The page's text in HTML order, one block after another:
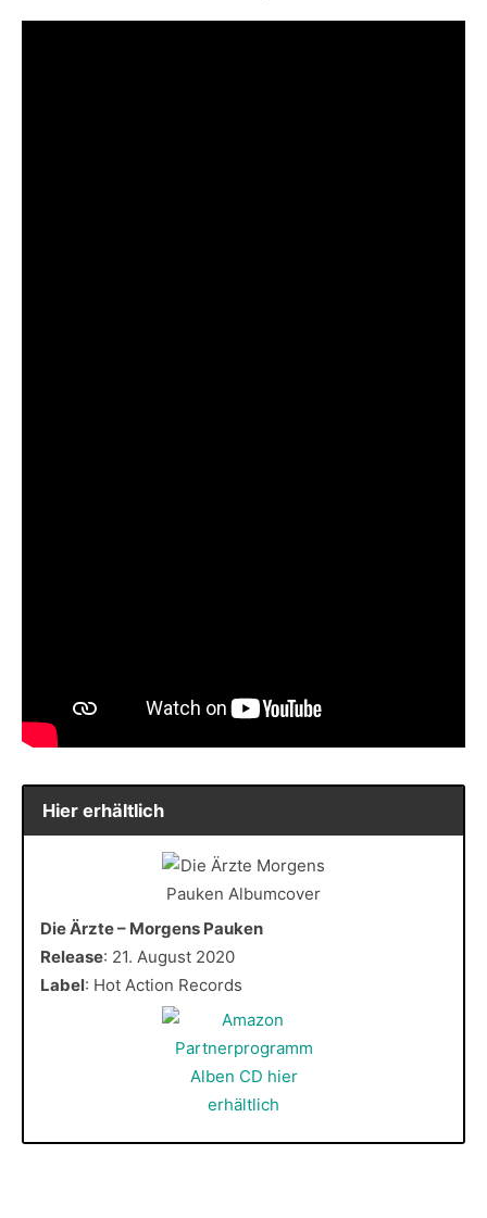
Hier erhältlich
Die Ärzte – Morgens Pauken
Release: 21. August 2020
Label: Hot Action Records